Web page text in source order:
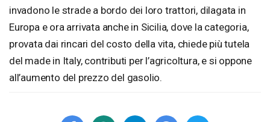
invadono le strade a bordo dei loro trattori, dilagata in
Europa e ora arrivata anche in Sicilia, dove la categoria,
provata dai rincari del costo della vita, chiede più tutela
del made in Italy, contributi per l’agricoltura, e si oppone
all’aumento del prezzo del gasolio.